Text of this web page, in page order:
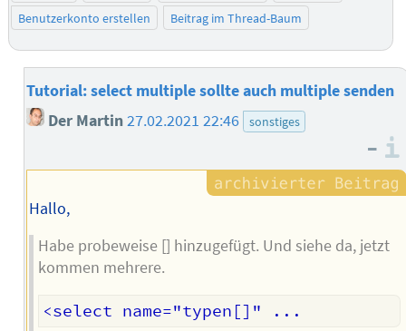
Benutzerkonto erstellen
Beitrag im Thread-Baum
Tutorial: select multiple sollte auch multiple senden
Der Martin27.02.2021 22:46 sonstiges
–
Hallo,
Habe probeweise [] hinzugefügt. Und siehe da, jetzt
kommen mehrere.